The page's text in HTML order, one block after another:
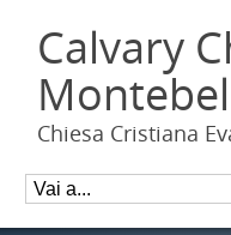
Calvary
Chiesa Cristiana